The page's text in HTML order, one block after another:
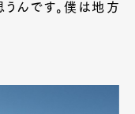
んです。僕は地方